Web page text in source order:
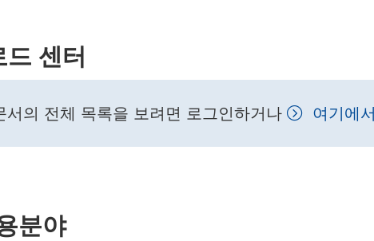
드 센터
서의 전체 목록을 보려면 로그인하거나 여기에서
분야